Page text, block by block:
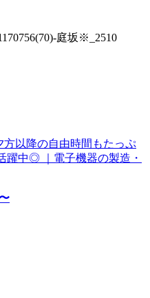
庭坂※_2510
以降の自由時間もたっぷ
躍中◎ ｜電子機器の製造・